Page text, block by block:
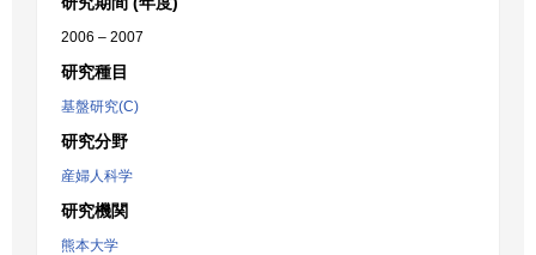
2006 – 2007
研究種目
基盤研究(C)
研究分野
産婦人科学
研究機関
熊本大学